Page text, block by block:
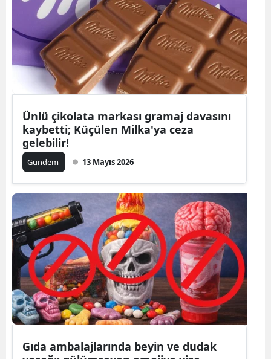
Ünlü çikolata markası gramaj davasını
kaybetti; Küçülen Milka'ya ceza
gelebilir!
Gündem 13 Mayıs 2026
Gıda ambalajlarında beyin ve dudak